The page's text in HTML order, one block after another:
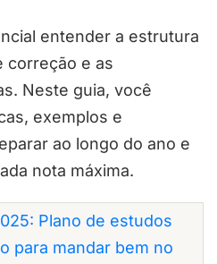
entender a estrutura
correção e as
Neste guia, você
exemplos e
ao longo do ano e
nota máxima.
Plano de estudos
para mandar bem no